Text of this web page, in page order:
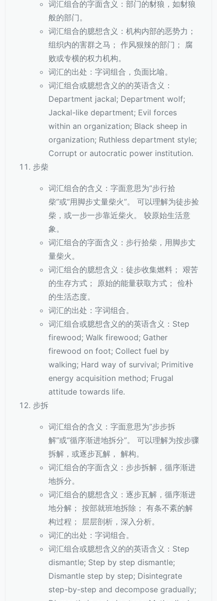
词汇组合的字面含义：部门的豺狼，如豺狼
般的部门。
词汇组合的臆想含义：机构内部的恶势力；
组织内的害群之马； 作风狠辣的部门； 腐
败或专横的权力机构。
词汇的出处：字词组合，负面比喻。
词汇组合或臆想含义的的英语含义：
Department jackal; Department wolf;
Jackal-like department; Evil forces
within an organization; Black sheep in
organization; Ruthless department style;
Corrupt or autocratic power institution.
步柴
词汇组合的含义：字面意思为“步行拾
柴”或“用脚步丈量柴火”。 可以理解为徒步捡
柴，或一步一步靠近柴火。 较原始生活意
象。
词汇组合的字面含义：步行拾柴，用脚步丈
量柴火。
词汇组合的臆想含义：徒步收集燃料； 艰苦
的生存方式； 原始的能量获取方式； 俭朴
的生活态度。
词汇的出处：字词组合。
词汇组合或臆想含义的的英语含义：Step
firewood; Walk firewood; Gather
firewood on foot; Collect fuel by
walking; Hard way of survival; Primitive
energy acquisition method; Frugal
attitude towards life.
步拆
词汇组合的含义：字面意思为“步步拆
解”或“循序渐进地拆分”。 可以理解为按步骤
拆解，或逐步瓦解， 解构。
词汇组合的字面含义：步步拆解，循序渐进
地拆分。
词汇组合的臆想含义：逐步瓦解，循序渐进
地分解； 按部就班地拆除； 有条不紊的解
构过程； 层层剖析，深入分析。
词汇的出处：字词组合。
词汇组合或臆想含义的的英语含义：Step
dismantle; Step by step dismantle;
Dismantle step by step; Disintegrate
step-by-step and decompose gradually;